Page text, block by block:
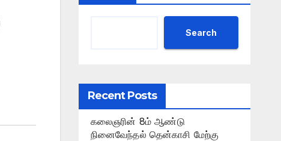
Search
Recent Posts
கலைஞரின் 8ம் ஆண்டு
நினைவேந்தல் தென்காசி மேற்கு